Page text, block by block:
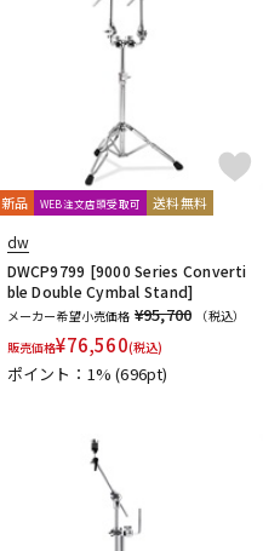
新品 WEB注文店頭受取可 送料無料
dw
DWCP9799 [9000 Series Converti
ble Double Cymbal Stand]
メーカー希望小売価格 ¥95,700
（税込）
販売価格¥76,560(税込)
ポイント：1%(696pt)